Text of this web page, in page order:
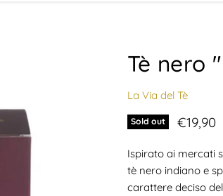
Tè nero
La Via del Tè
Sold out Prezzo
€19,90
Ispirato ai mercati
tè nero indiano e
carattere deciso